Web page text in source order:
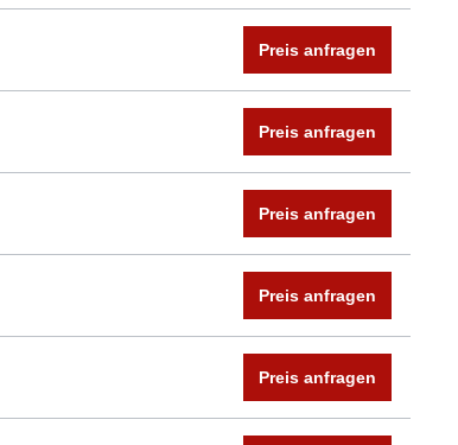
Preis anfragen
Preis anfragen
Preis anfragen
Preis anfragen
Preis anfragen